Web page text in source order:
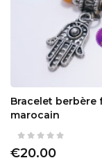
Bracelet berbère
marocain
€20.00